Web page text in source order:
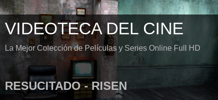
VIDEOTECA DEL CINE
La Mejor Colección de Películas y Series Online Full HD
RESUCITADO - RISEN